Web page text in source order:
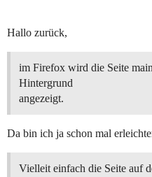
Hallo zurück,
im Firefox wird die Seite
Hintergrund
angezeigt.
Da bin ich ja schon mal
Vielleit einfach die Seite auf